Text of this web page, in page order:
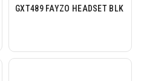
GXT489 FAYZO HEADSET BLK